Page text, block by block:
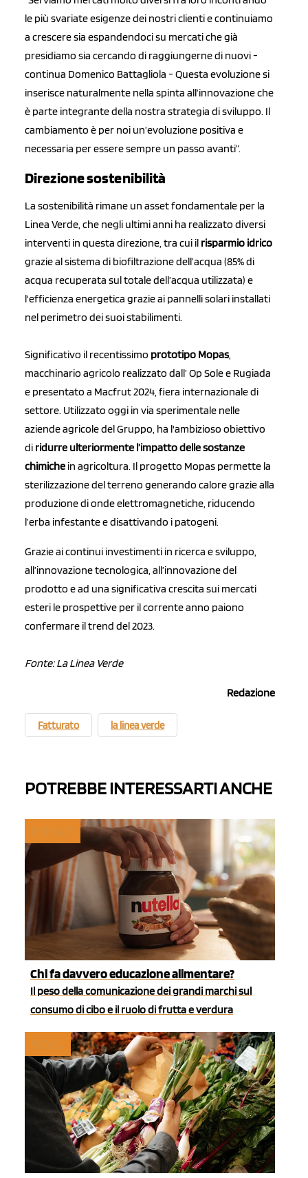
le più svariate esigenze dei nostri clienti e continuiamo
a crescere sia espandendoci su mercati che già
presidiamo sia cercando di raggiungerne di nuovi -
continua Domenico Battagliola - Questa evoluzione si
inserisce naturalmente nella spinta all’innovazione che
è parte integrante della nostra strategia di sviluppo. Il
cambiamento è per noi un’evoluzione positiva e
necessaria per essere sempre un passo avanti”.
Direzione sostenibilità
La sostenibilità rimane un asset fondamentale per la
Linea Verde, che negli ultimi anni ha realizzato diversi
interventi in questa direzione, tra cui il risparmio idrico
grazie al sistema di biofiltrazione dell’acqua (85% di
acqua recuperata sul totale dell’acqua utilizzata) e
l'efficienza energetica grazie ai pannelli solari installati
nel perimetro dei suoi stabilimenti.
Significativo il recentissimo prototipo Mopas,
macchinario agricolo realizzato dall’ Op Sole e Rugiada
e presentato a Macfrut 2024, fiera internazionale di
settore. Utilizzato oggi in via sperimentale nelle
aziende agricole del Gruppo, ha l'ambizioso obiettivo
di ridurre ulteriormente l’impatto delle sostanze
chimiche in agricoltura. Il progetto Mopas permette la
sterilizzazione del terreno generando calore grazie alla
produzione di onde elettromagnetiche, riducendo
l’erba infestante e disattivando i patogeni.
Grazie ai continui investimenti in ricerca e sviluppo,
all’innovazione tecnologica, all’innovazione del
prodotto e ad una significativa crescita sui mercati
esteri le prospettive per il corrente anno paiono
confermare il trend del 2023.
Fonte: La Linea Verde
Redazione
Fatturato la linea verde
POTREBBE INTERESSARTI ANCHE
Chi fa davvero educazione alimentare?
Il peso della comunicazione dei grandi marchi sul
consumo di cibo e il ruolo di frutta e verdura